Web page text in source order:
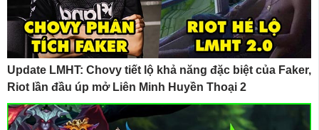
Update LMHT: Chovy tiết lộ khả năng đặc biệt của Faker,
Riot lần đầu úp mở Liên Minh Huyền Thoại 2